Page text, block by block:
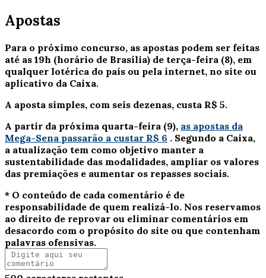
Apostas
Para o próximo concurso, as apostas podem ser feitas
até as 19h (horário de Brasília) de terça-feira (8), em
qualquer lotérica do país ou pela internet, no site ou
aplicativo da Caixa.
A aposta simples, com seis dezenas, custa R$ 5.
A partir da próxima quarta-feira (9), as apostas da
Mega-Sena passarão a custar R$ 6 . Segundo a Caixa,
a atualização tem como objetivo manter a
sustentabilidade das modalidades, ampliar os valores
das premiações e aumentar os repasses sociais.
* O conteúdo de cada comentário é de
responsabilidade de quem realizá-lo. Nos reservamos
ao direito de reprovar ou eliminar comentários em
desacordo com o propósito do site ou que contenham
palavras ofensivas.